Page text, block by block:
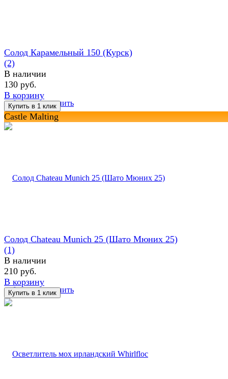
избранное сравнить
Солод Карамельный 150 (Курск)
(2)
В наличии
130 руб.
В корзину
Castle Malting
избранное сравнить
Солод Chateau Munich 25 (Шато Мюних 25)
(1)
В наличии
210 руб.
В корзину